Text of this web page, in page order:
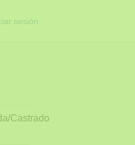
sesión
Castrado